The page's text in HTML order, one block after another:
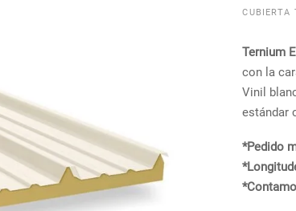
CUBIERTA
Ternium
con la
Vinil
estándar
*Pedido